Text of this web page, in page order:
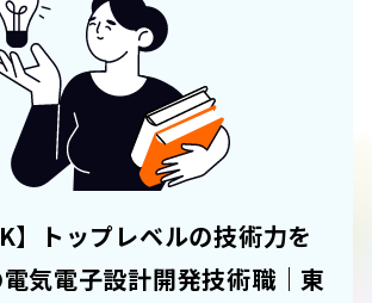
】トップレベルの技術力を
気電子設計開発技術職｜東